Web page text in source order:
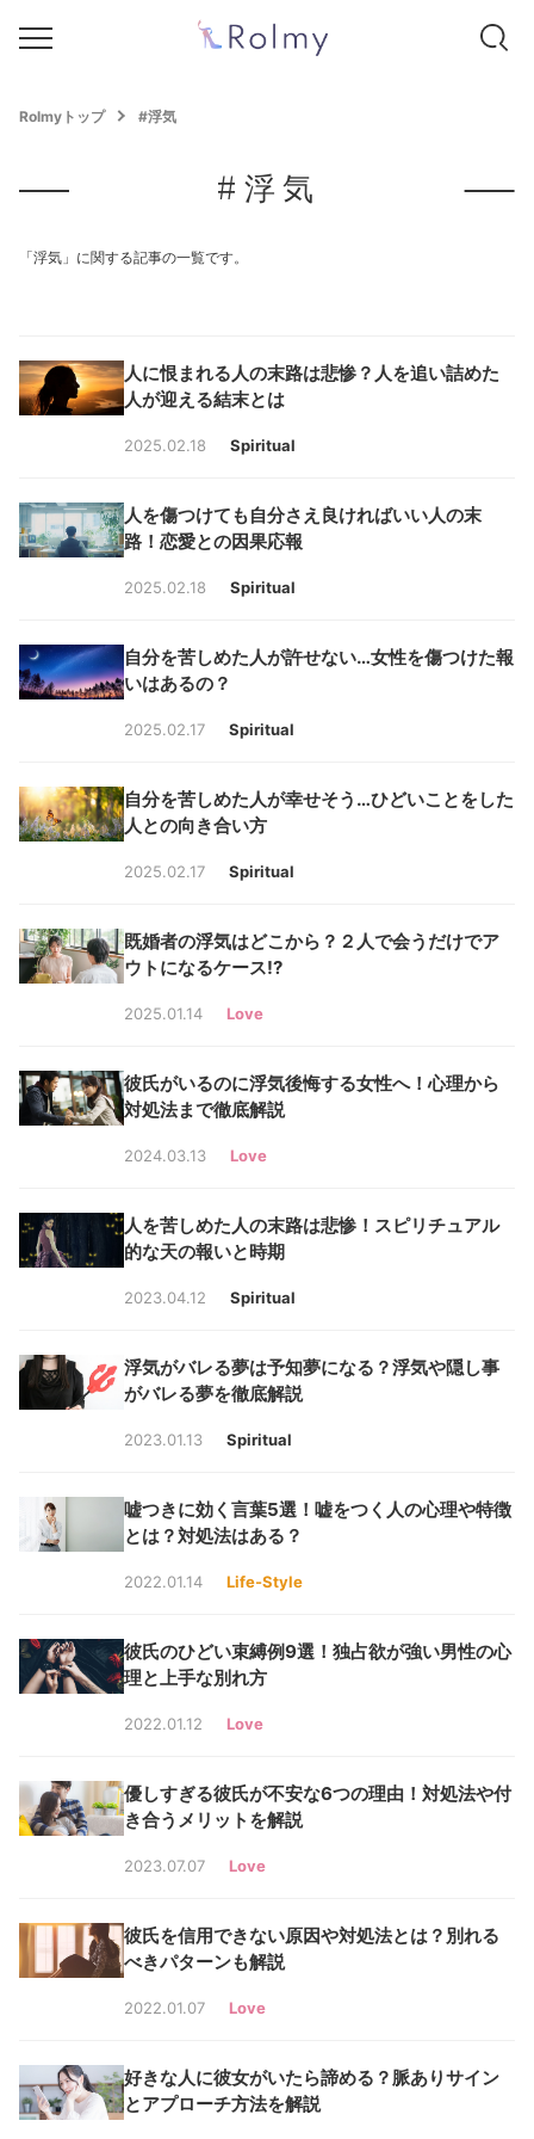
Rolmyトップ #浮気
#浮気
「浮気」に関する記事の一覧です。
人に恨まれる人の末路は悲惨？人を追い詰めた
人が迎える結末とは
2025.02.18 Spiritual
人を傷つけても自分さえ良ければいい人の末
路！恋愛との因果応報
2025.02.18 Spiritual
自分を苦しめた人が許せない…女性を傷つけた報
いはあるの？
2025.02.17 Spiritual
自分を苦しめた人が幸せそう…ひどいことをした
人との向き合い方
2025.02.17 Spiritual
既婚者の浮気はどこから？２人で会うだけでア
ウトになるケース!?
2025.01.14 Love
彼氏がいるのに浮気後悔する女性へ！心理から
対処法まで徹底解説
2024.03.13 Love
人を苦しめた人の末路は悲惨！スピリチュアル
的な天の報いと時期
2023.04.12 Spiritual
浮気がバレる夢は予知夢になる？浮気や隠し事
がバレる夢を徹底解説
2023.01.13 Spiritual
嘘つきに効く言葉5選！嘘をつく人の心理や特徴
とは？対処法はある？
2022.01.14 Life-Style
彼氏のひどい束縛例9選！独占欲が強い男性の心
理と上手な別れ方
2022.01.12 Love
優しすぎる彼氏が不安な6つの理由！対処法や付
き合うメリットを解説
2023.07.07 Love
彼氏を信用できない原因や対処法とは？別れる
べきパターンも解説
2022.01.07 Love
好きな人に彼女がいたら諦める？脈ありサイン
とアプローチ方法を解説